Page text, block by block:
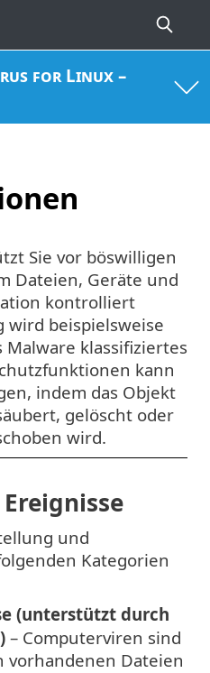
for Linux –
Sie vor böswilligen
Dateien, Geräte und
kontrolliert
wird beispielsweise
klassifiziertes
kann
indem das Objekt
gelöscht oder
wird.
und
Kategorien
(unterstützt durch
– Computerviren sind
vorhandenen Dateien